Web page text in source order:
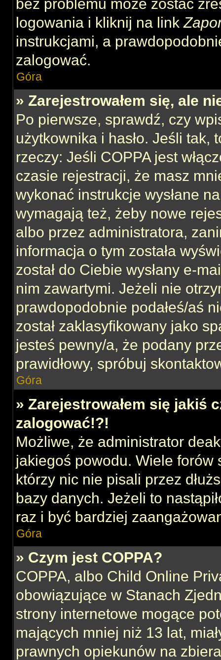
bez problemu może zostać
logowania i kliknij na link
instrukcjami, a
zalogować.
Góra
» Zarejestrowałem się, ale
Po pierwsze, sprawdź, czy
użytkownika i hasło. Jeśli tak,
rzeczy: Jeśli COPPA jest
czasie rejestracji, że masz
wykonać instrukcje wysłane
wymagają też, żeby nowe
albo przez administratora,
informacja o tym została
został do Ciebie wysłany e-
nim zawartymi. Jeżeli nie
prawdopodobnie podałeś/aś
został zaklasyfikowany jako
jesteś pewny/a, że podany
prawidłowy, spróbuj
Góra
» Zarejestrowałem się jakiś
zalogować!?!
Możliwe, że administrator
jakiegoś powodu. Wiele forów
którzy nic nie pisali przez
bazy danych. Jeżeli to
raz i być bardziej
Góra
» Czym jest COPPA?
COPPA, albo Child Online
obowiązujące w Stanach
strony internetowe mogące
mających mniej niż 13 lat,
prawnych opiekunów na